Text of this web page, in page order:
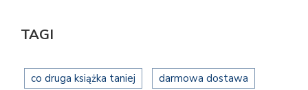
TAGI
co druga książka taniej darmowa dostawa